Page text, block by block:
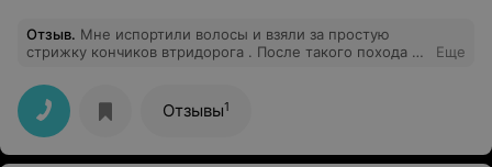
Отзыв. Мне испортили волосы и взяли за простую
стрижку кончиков втридорога . После такого похода в
стороны при сушке феном . Причём сушила мне их
как-то по дурацки , закручивала и выкручивала .
Работают какие -то странные женщины , им говоришь
одно - делают по своему . "Клиентоориетированные"
... ничего не скажешь .
Еще
Отзывы1